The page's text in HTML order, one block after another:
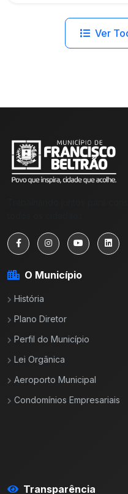
Ver
O Município
História
Plano Diretor
Perfil do Município
Lei Orgânica
Aeroporto Municipal
Condomínios Empresariais
Transparência